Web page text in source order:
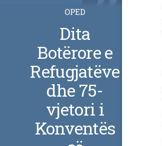
OPED
Dita
Botërore e
Refugjatëve
dhe 75-
vjetori i
Konventës